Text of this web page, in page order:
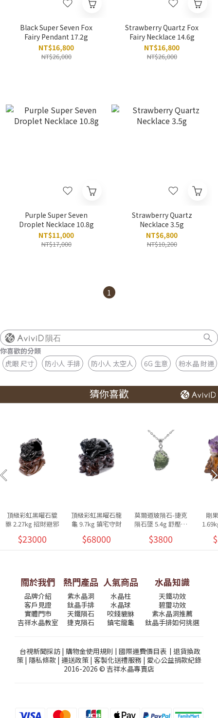
Black Super Seven Fox
Fairy Pendant 17.2g
NT$16,800
NT$26,000
Strawberry Quartz Fox
Fairy Necklace 14.6g
NT$16,800
NT$26,000
Purple Super Seven
Droplet Necklace 10.8g
NT$11,000
NT$17,000
Strawberry Quartz
Necklace 3.5g
NT$6,800
NT$10,200
1
隕石
你喜歡的分類
虎眼 尺寸
防小人 手排 防小人 太空人 6G 生意 粉水晶 財運
猜你喜歡
頂級彩虹黑曜石貔
貅 2.27kg 招財避邪
$23000
頂級彩虹黑曜石龍
龜 9.7kg 鎮宅守財
$68000
莫爾道玻隕石-捷克
隕石墜 5.4g 舒壓放
$3800
剛
關於我們
品牌介紹
客戶見證
實體門市
吉祥水晶教室
熱門產品
紫水晶洞
鈦晶手排
天鐵隕石
捷克隕石
人氣商品
水晶柱
水晶球
咬錢貔貅
鎮宅龍龜
水晶知識
天鐵功效
碧璽功效
紫水晶洞推薦
鈦晶手排如何挑選
台視新聞採訪| 購物金使用規則 | 國際運費價目表| 退貨換政
策 | 隱私條款 | 運送政策 | 客製化送禮服務 | 愛心公益捐款紀錄
2016-2026 © 吉祥水晶專賣店